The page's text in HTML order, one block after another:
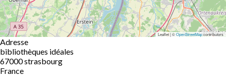
Leaflet | ©OpenStreetMapcontributors
Adresse
bibliothèques idéales
67000strasbourg
France